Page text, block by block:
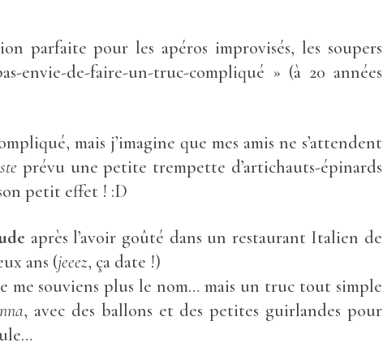
parfaite pour les apéros improvisés, les soupers
envie-de-faire-un-truc-compliqué » (à 20 années
mais j’imagine que mes amis ne s’attendent
prévu une petite trempette d’artichauts-épinards
petit effet ! :D
après l’avoir goûté dans un restaurant Italien de
ans (jeeez, ça date !)
me souviens plus le nom… mais un truc tout simple
, avec des ballons et des petites guirlandes pour